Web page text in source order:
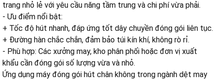
trang nhỏ lẻ với yêu cầu năng tầm trung và chi phí vừa phải.
- Ưu điểm nổi bật:
+ Tốc độ hút nhanh, đáp ứng tốt dây chuyền đóng gói liên tục.
+ Đường hàn chắc chắn, đảm bảo túi kín khí, không rò rỉ.
- Phù hợp: Các xưởng may, kho phân phối hoặc đơn vị xuất
khẩu cần đóng gói số lượng vừa và nhỏ.
Ứng dụng máy đóng gói hút chân không trong ngành dệt may